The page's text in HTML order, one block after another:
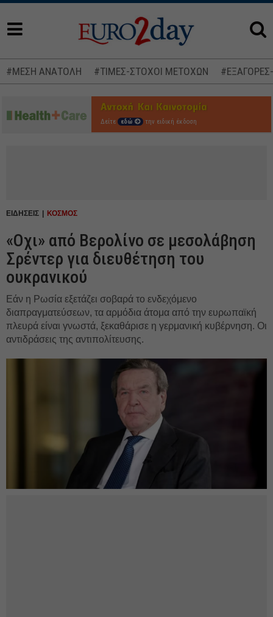
#ΜΕΣΗ ΑΝΑΤΟΛΗ #ΤΙΜΕΣ-ΣΤΟΧΟΙ ΜΕΤΟΧΩΝ
Δείτε εδώ την ειδική έκδοση
ΕΙΔΗΣΕΙΣ ΚΟΣΜΟΣ
«Οχι» από Βερολίνο σε μεσολάβηση
Σρέντερ για διευθέτηση του
ουκρανικού
Εάν η Ρωσία εξετάζει σοβαρά το ενδεχόμενο
διαπραγματεύσεων, τα αρμόδια άτομα από την ευρωπαϊκή
πλευρά είναι γνωστά, ξεκαθάρισε η γερμανική κυβέρνηση. Οι
αντιδράσεις της αντιπολίτευσης.